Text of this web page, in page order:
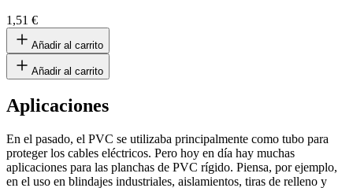
1,51 €
Añadir al carrito
Añadir al carrito
Aplicaciones
En el pasado, el PVC se utilizaba principalmente como tubo para
proteger los cables eléctricos. Pero hoy en día hay muchas
aplicaciones para las planchas de PVC rígido. Piensa, por ejemplo,
en el uso en blindajes industriales, aislamientos, tiras de relleno y